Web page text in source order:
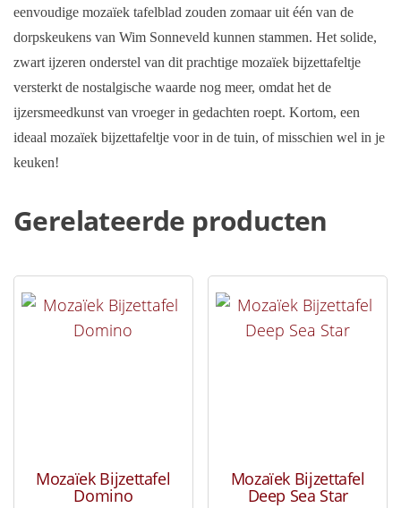
eenvoudige mozaïek tafelblad zouden zomaar uit één van de
dorpskeukens van Wim Sonneveld kunnen stammen. Het solide,
zwart ijzeren onderstel van dit prachtige mozaïek bijzettafeltje
versterkt de nostalgische waarde nog meer, omdat het de
ijzersmeedkunst van vroeger in gedachten roept. Kortom, een
ideaal mozaïek bijzettafeltje voor in de tuin, of misschien wel in je
keuken!
Gerelateerde producten
Mozaïek Bijzettafel
Domino
Mozaïek Bijzettafel
Deep Sea Star